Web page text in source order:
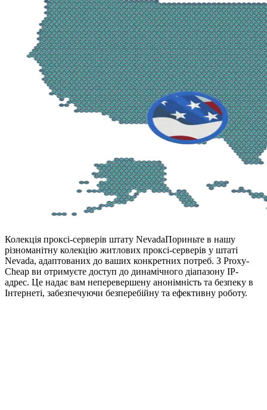
Колекція проксі-серверів штату NevadaПориньте в нашу
різноманітну колекцію житлових проксі-серверів у штаті
Nevada, адаптованих до ваших конкретних потреб. З Proxy-
Cheap ви отримуєте доступ до динамічного діапазону IP-
адрес. Це надає вам неперевершену анонімність та безпеку в
Інтернеті, забезпечуючи безперебійну та ефективну роботу.